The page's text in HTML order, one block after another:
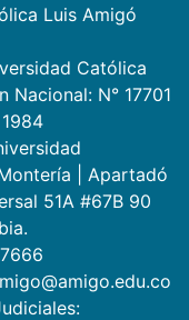
Luis Amigó
Católica
Nacional: N° 17701
Apartadó
51A #67B 90